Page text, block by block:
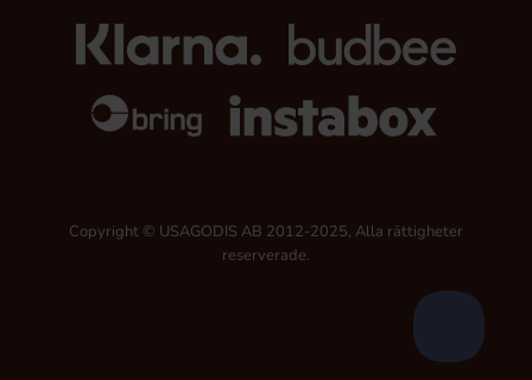
Copyright © USAGODIS AB 2012-2025, Alla rättigheter
reserverade.